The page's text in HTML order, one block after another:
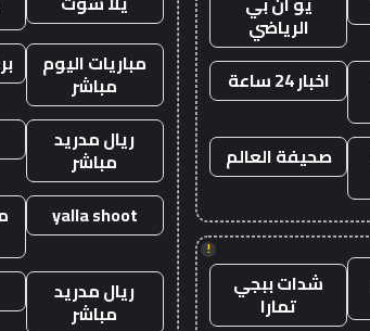
الرياضي
اخبار 24 ساعة
صحيفة العالم
!
شدات ببجي
تمارا
مباريات اليوم
مباشر
ريال مدريد
مباشر
yalla shoot
ريال مدريد
مباشر